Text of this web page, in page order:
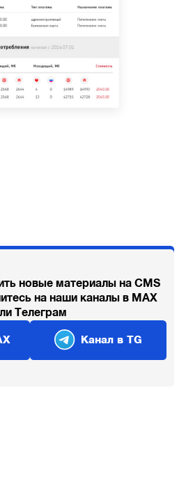
новые материалы на CMS
на наши каналы в MAX
Телеграм
Канал в TG